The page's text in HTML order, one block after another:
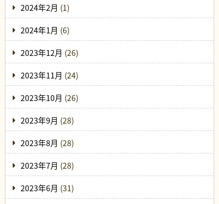
2024年2月 (1)
2024年1月 (6)
2023年12月 (26)
2023年11月 (24)
2023年10月 (26)
2023年9月 (28)
2023年8月 (28)
2023年7月 (28)
2023年6月 (31)